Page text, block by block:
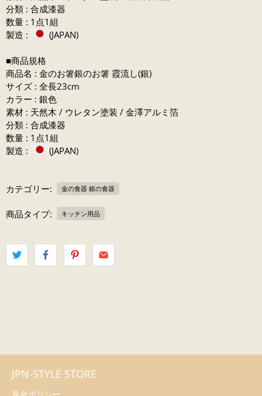
分類 : 合成漆器
数量 : 1点1組
製造 :
(JAPAN)
■商品規格
商品名 : 金のお箸銀のお箸 霞流し(銀)
サイズ : 全長23cm
カラー : 銀色
素材 : 天然木 / ウレタン塗装 / 金澤アルミ箔
分類 : 合成漆器
数量 : 1点1組
製造 :
(JAPAN)
カテゴリー: 金の食器 銀の食器
商品タイプ: キッチン用品
JPN-STYLE STORE